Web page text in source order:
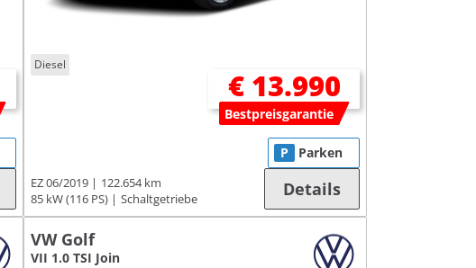
Diesel
€ 13.990
Bestpreisgarantie
EZ 06/2019
122.654 km
85 kW (116 PS)
Schaltgetriebe
P Parken
Details
VW Golf
VII 1.0 TSI Join